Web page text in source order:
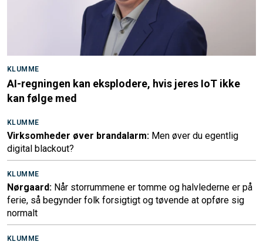
KLUMME
AI-regningen kan eksplodere, hvis jeres IoT ikke
kan følge med
KLUMME
Virksomheder øver brandalarm: Men øver du egentlig
digital blackout?
KLUMME
Nørgaard: Når storrummene er tomme og halvlederne er på
ferie, så begynder folk forsigtigt og tøvende at opføre sig
normalt
KLUMME